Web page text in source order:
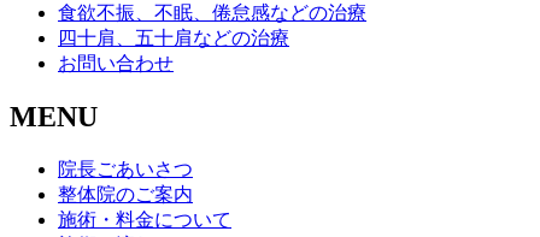
食欲不振、不眠、倦怠感などの治療
四十肩、五十肩などの治療
お問い合わせ
MENU
院長ごあいさつ
整体院のご案内
施術・料金について